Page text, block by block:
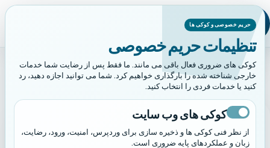
برچسب:گزارش
برچسب:گزارش
حریم خصوصی و کوکی ها
تنظیمات حریم خصوصی
کوکی های ضروری فعال باقی می مانند. ما فقط پس از رضایت شما خدمات
خارجی شناخته شده را بارگذاری خواهیم کرد. شما می توانید اجازه دهید، رد
کنید یا خدمات فردی را انتخاب کنید.
کوکی های وب سایت
از نظر فنی کوکی ها و ذخیره سازی برای وردپرس، امنیت، ورود، رضایت،
زبان و عملکردهای پایه ضروری است.